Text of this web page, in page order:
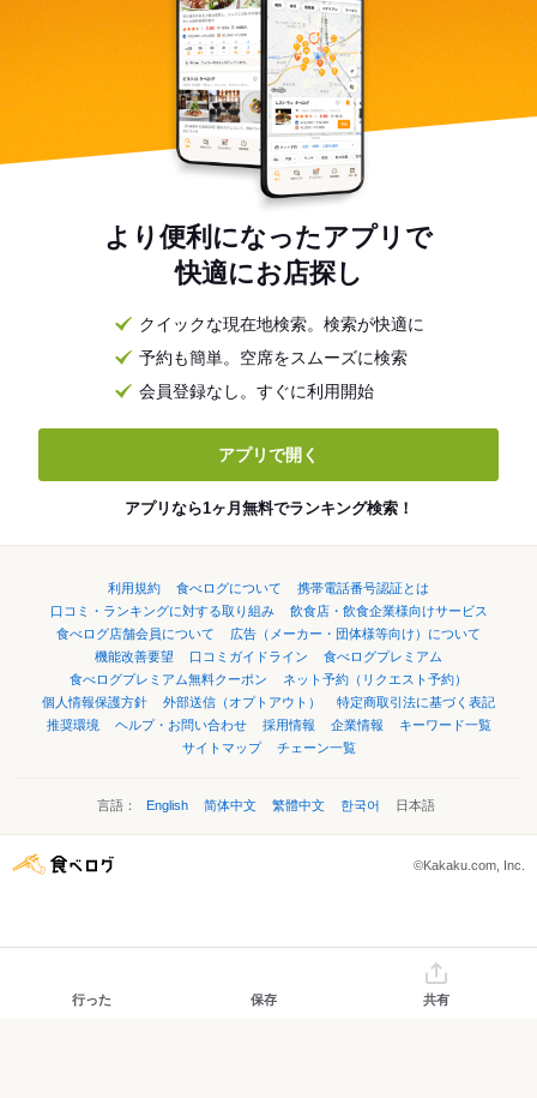
より便利になったアプリで
快適にお店探し
クイックな現在地検索。検索が快適に
予約も簡単。空席をスムーズに検索
会員登録なし。すぐに利用開始
アプリで開く
アプリなら1ヶ月無料でランキング検索！
利用規約 食べログについて
携帯電話番号認証とは
口コミ・ランキングに対する取り組み
飲食店・飲食企業様向けサービス
食べログ店舗会員について
広告（メーカー・団体様等向け）について
機能改善要望
口コミガイドライン
食べログプレミアム
食べログプレミアム無料クーポン
ネット予約（リクエスト予約）
個人情報保護方針
外部送信（オプトアウト）
特定商取引法に基づく表記
推奨環境
ヘルプ・お問い合わせ 採用情報 企業情報
キーワード一覧
サイトマップ
チェーン一覧
言語： English 简体中文 繁體中文 한국어 日本語
©Kakaku.com, Inc.
行った 保存 共有